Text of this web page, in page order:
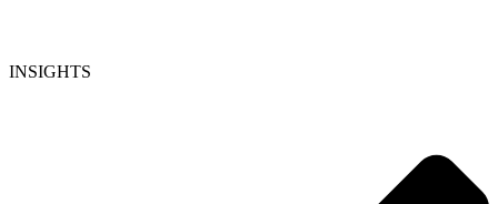
INSIGHTS